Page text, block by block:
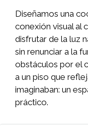
Diseñamos una
conexión visual al
disfrutar de la luz
sin renunciar a la
obstáculos por el
a un piso que
imaginaban: un
práctico.